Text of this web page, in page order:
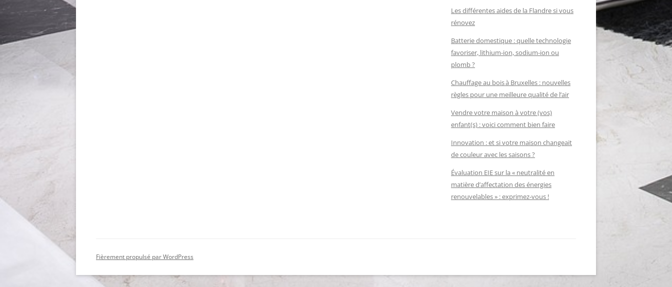
Les différentes aides de la Flandre si vous
rénovez
Batterie domestique : quelle technologie
favoriser, lithium-ion, sodium-ion ou
plomb ?
Chauffage au bois à Bruxelles : nouvelles
règles pour une meilleure qualité de l’air
Vendre votre maison à votre (vos)
enfant(s) : voici comment bien faire
Innovation : et si votre maison changeait
de couleur avec les saisons ?
Évaluation EIE sur la « neutralité en
matière d’affectation des énergies
renouvelables » : exprimez-vous !
Fièrement propulsé par WordPress